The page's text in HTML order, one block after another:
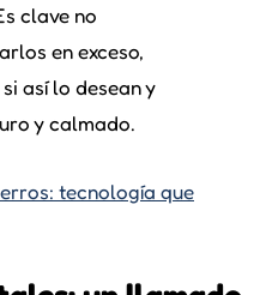
clave no
en exceso,
así lo desean y
y calmado.
tecnología que